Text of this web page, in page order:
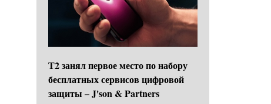
Т2 занял первое место по набору
бесплатных сервисов цифровой
защиты – J'son & Partners